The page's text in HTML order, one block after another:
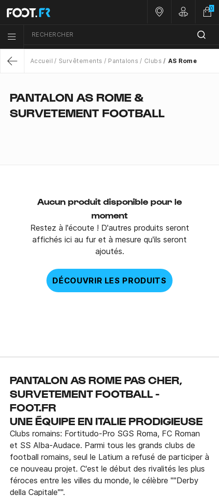
Menu list icon
RECHERCHER
Nos magasins
Customer
0
Accueil Survêtements Pantalons Clubs AS Rome
PANTALON AS ROME &
SURVETEMENT FOOTBALL
Aucun produit disponible pour le
moment
Restez à l'écoute ! D'autres produits seront
affichés ici au fur et à mesure qu'ils seront
ajoutés.
DÉCOUVRIR LES PRODUITS
PANTALON AS ROME PAS CHER,
SURVETEMENT FOOTBALL -
FOOT.FR
UNE ÉQUIPE EN ITALIE PRODIGIEUSE
Clubs romains: Fortitudo-Pro SGS Roma, FC Roman
et SS Alba-Audace. Parmi tous les grands clubs de
football romains, seul le Latium a refusé de participer à
ce nouveau projet. C'est le début des rivalités les plus
féroces entre les villes du monde, le célèbre ""Derby
della Capitale"".